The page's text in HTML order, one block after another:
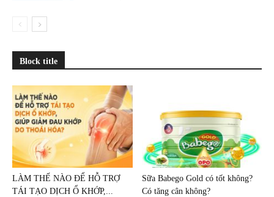
Block title
LÀM THẾ NÀO ĐỂ HỖ TRỢ
TÁI TẠO DỊCH Ổ KHỚP,...
Sữa Babego Gold có tốt không?
Có tăng cân không?